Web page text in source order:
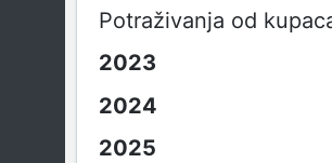
Potraživanja od